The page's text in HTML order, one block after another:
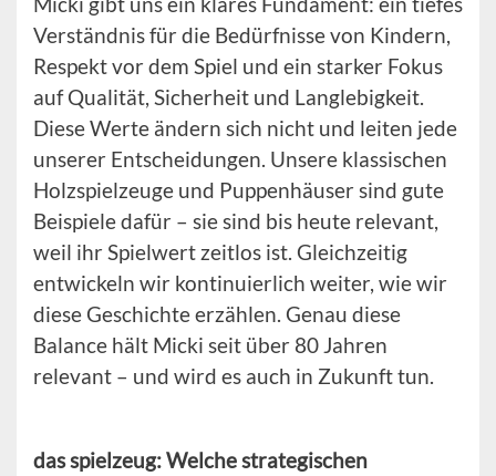
Verständnis für die Bedürfnisse von Kindern,
Respekt vor dem Spiel und ein starker Fokus
auf Qualität, Sicherheit und Langlebigkeit.
Diese Werte ändern sich nicht und leiten jede
unserer Entscheidungen. Unsere klassischen
Holzspielzeuge und Puppenhäuser sind gute
Beispiele dafür – sie sind bis heute relevant,
weil ihr Spielwert zeitlos ist. Gleichzeitig
entwickeln wir kontinuierlich weiter, wie wir
diese Geschichte erzählen. Genau diese
Balance hält Micki seit über 80 Jahren
relevant – und wird es auch in Zukunft tun.
das spielzeug: Welche strategischen